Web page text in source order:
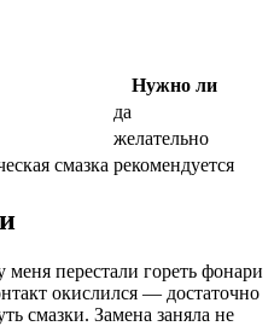
Нужно ли
да
желательно
смазка рекомендуется
перестали гореть фонари
окислился — достаточно
смазки. Замена заняла не